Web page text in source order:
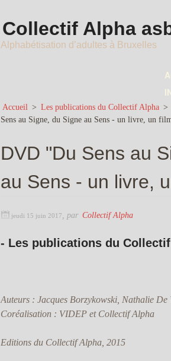
Collectif Alpha
Alphabétisation d’adultes à Bruxelles
Accueil > Les publications du Collectif Alpha >
Sens au Signe, du Signe au Sens - un livre, un
DVD "Du Sens au
au Sens - un livre,
jeudi 15 juin 2017 par Collectif Alpha
- Les publications du
Auteurs : Jacques Borzykowski, Nathalie
Coréalisation : VIDEP et Collectif Alpha
Editions du Collectif Alpha, 2015